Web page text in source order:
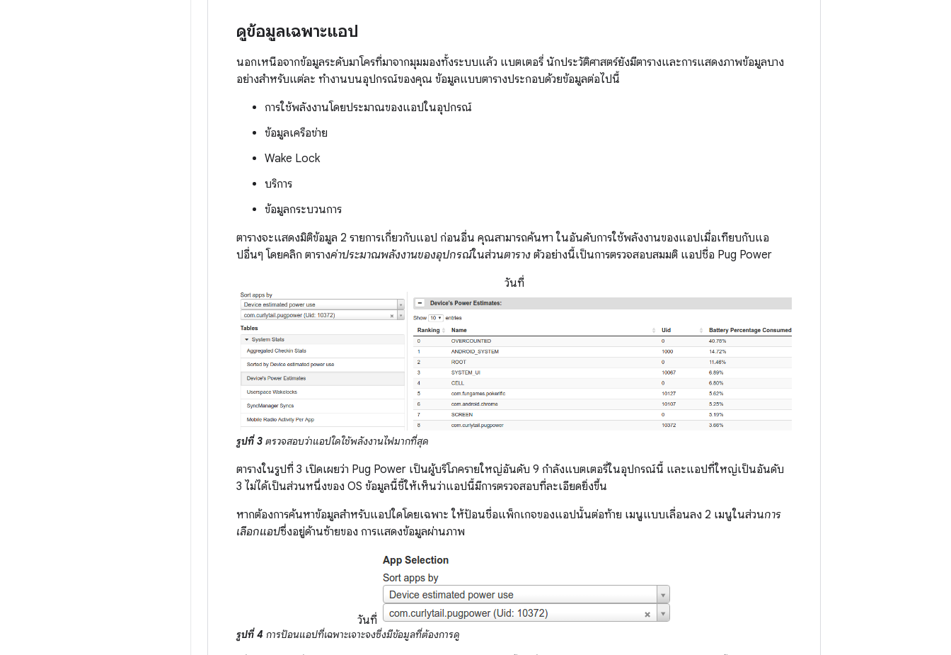
ดูข้อมูลเฉพาะแอป
นอกเหนือจากข้อมูลระดับมาโครที่มาจากมุมมองทั้งระบบแล้ว แบตเตอรี่ นักประวัติศาสตร์ยังมีตารางและการแสดงภาพข้อมูลบาง
อย่างสำหรับแต่ละ ทำงานบนอุปกรณ์ของคุณ ข้อมูลแบบตารางประกอบด้วยข้อมูลต่อไปนี้
การใช้พลังงานโดยประมาณของแอปในอุปกรณ์
ข้อมูลเครือข่าย
Wake Lock
บริการ
ข้อมูลกระบวนการ
ตารางจะแสดงมิติข้อมูล 2 รายการเกี่ยวกับแอป ก่อนอื่น คุณสามารถค้นหา ในอันดับการใช้พลังงานของแอปเมื่อเทียบกับแอ
ปอื่นๆ โดยคลิก ตารางค่าประมาณพลังงานของอุปกรณ์ในส่วนตาราง ตัวอย่างนี้เป็นการตรวจสอบสมมติ แอปชื่อ Pug Power
วันที่
รูปที่ 3 ตรวจสอบว่าแอปใดใช้พลังงานไฟมากที่สุด
ตารางในรูปที่ 3 เปิดเผยว่า Pug Power เป็นผู้บริโภครายใหญ่อันดับ 9 กำลังแบตเตอรี่ในอุปกรณ์นี้ และแอปที่ใหญ่เป็นอันดับ
3 ไม่ได้เป็นส่วนหนึ่งของ OS ข้อมูลนี้ชี้ให้เห็นว่าแอปนี้มีการตรวจสอบที่ละเอียดยิ่งขึ้น
หากต้องการค้นหาข้อมูลสำหรับแอปใดโดยเฉพาะ ให้ป้อนชื่อแพ็กเกจของแอปนั้นต่อท้าย เมนูแบบเลื่อนลง 2 เมนูในส่วนการ
เลือกแอปซึ่งอยู่ด้านซ้ายของ การแสดงข้อมูลผ่านภาพ
วันที่
รูปที่ 4 การป้อนแอปที่เฉพาะเจาะจงซึ่งมีข้อมูลที่ต้องการดู